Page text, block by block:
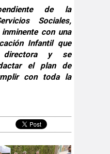
de la
Sociales,
con una
Infantil que
directora y se
el plan de
con toda la